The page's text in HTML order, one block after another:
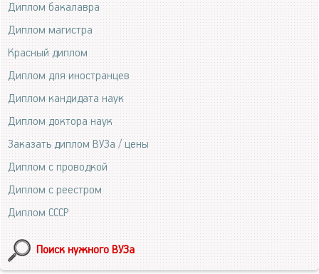
Диплом бакалавра
Диплом магистра
Красный диплом
Диплом для иностранцев
Диплом кандидата наук
Диплом доктора наук
Заказать диплом ВУЗа / цены
Диплом с проводкой
Диплом с реестром
Диплом СССР
Поиск нужного ВУЗа